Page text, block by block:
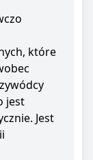
które
jest
Jest